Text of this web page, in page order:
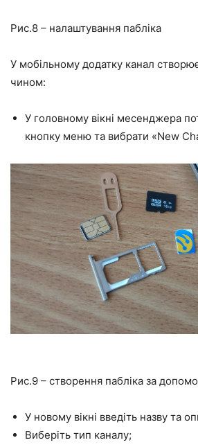
Рис.8 – налаштування пабліка
У мобільному додатку канал
чином:
У головному вікні месенджера
кнопку меню та вибрати «New
Рис.9 – створення пабліка за
У новому вікні введіть назву та
Виберіть тип каналу;